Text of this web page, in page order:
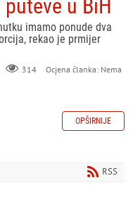
u BiH
imamo ponude dva
rekao je prmijer
314
Ocjena članka: Nema
OPŠIRNIJE
RSS